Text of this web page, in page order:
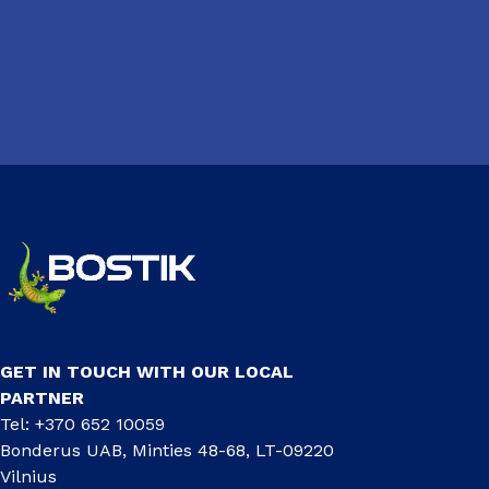
GET IN TOUCH WITH OUR LOCAL
PARTNER
Tel: +370 652 10059
Bonderus UAB, Minties 48-68, LT-09220
Vilnius